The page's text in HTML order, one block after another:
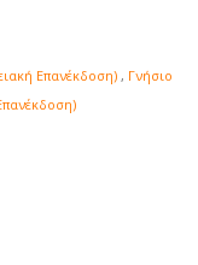
Επανέκδοση) , Γνήσιο